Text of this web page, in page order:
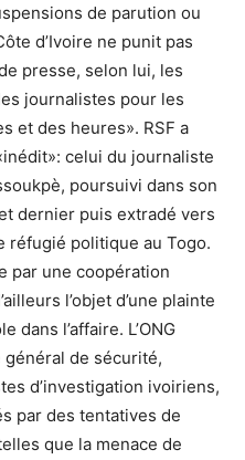
de parution ou
d’Ivoire ne punit pas
presse, selon lui, les
journalistes pour les
et des heures». RSF a
celui du journaliste
poursuivi dans son
dernier puis extradé vers
réfugié politique au Togo.
par une coopération
l’objet d’une plainte
dans l’affaire. L’ONG
de sécurité,
d’investigation ivoiriens,
par des tentatives de
que la menace de